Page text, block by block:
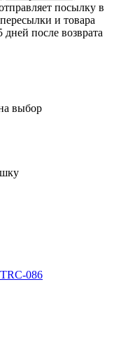
посылку в
и товара
после возврата
выбор
086